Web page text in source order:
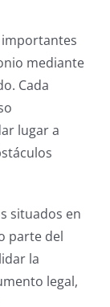
mediante
Cada
lugar a
situados en
parte del
la
legal,